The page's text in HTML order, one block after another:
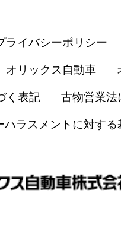
ライバシーポリシー
オリックス自動車
く表記 古物営業法
ハラスメントに対する